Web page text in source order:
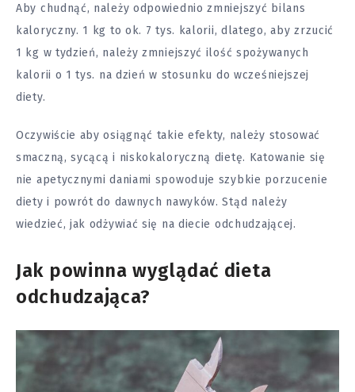
Aby chudnąć, należy odpowiednio zmniejszyć bilans
kaloryczny. 1 kg to ok. 7 tys. kalorii, dlatego, aby zrzucić
1 kg w tydzień, należy zmniejszyć ilość spożywanych
kalorii o 1 tys. na dzień w stosunku do wcześniejszej
diety.
Oczywiście aby osiągnąć takie efekty, należy stosować
smaczną, sycącą i niskokaloryczną dietę. Katowanie się
nie apetycznymi daniami spowoduje szybkie porzucenie
diety i powrót do dawnych nawyków. Stąd należy
wiedzieć, jak odżywiać się na diecie odchudzającej.
Jak powinna wyglądać dieta
odchudzająca?